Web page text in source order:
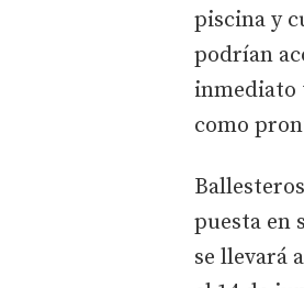
piscina y
podrían
inmediato
como
puesta en
se llevará